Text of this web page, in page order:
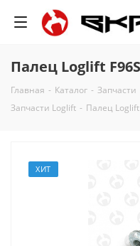
Палец Loglift
Главная - Каталог - Запчасти
Запчасти Loglift - Палец Loglift
ХИТ